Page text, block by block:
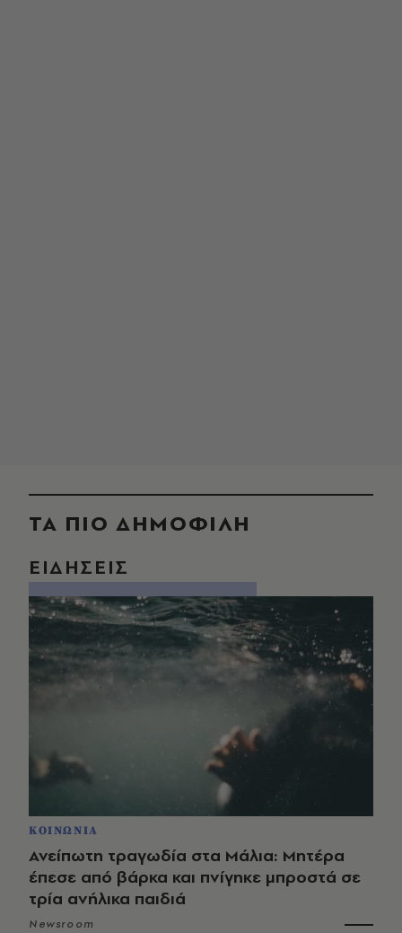
ΤΑ ΠΙΟ ΔΗΜΟΦΙΛΗ
ΕΙΔΗΣΕΙΣ
ΚΟΙΝΩΝΙΑ
Ανείπωτη τραγωδία στα Μάλια: Μητέρα
έπεσε από βάρκα και πνίγηκε μπροστά σε
τρία ανήλικα παιδιά
Newsroom